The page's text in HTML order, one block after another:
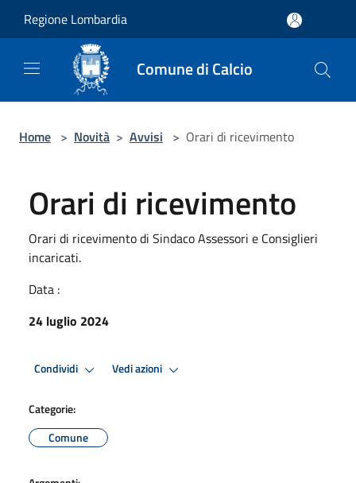
Regione Lombardia
Comune di Calcio
Home > Novità > Avvisi > Orari di ricevimento
Orari di ricevimento
Orari di ricevimento di Sindaco Assessori e Consiglieri
incaricati.
Data :
24 luglio 2024
Condividi Vedi azioni
Categorie:
Comune